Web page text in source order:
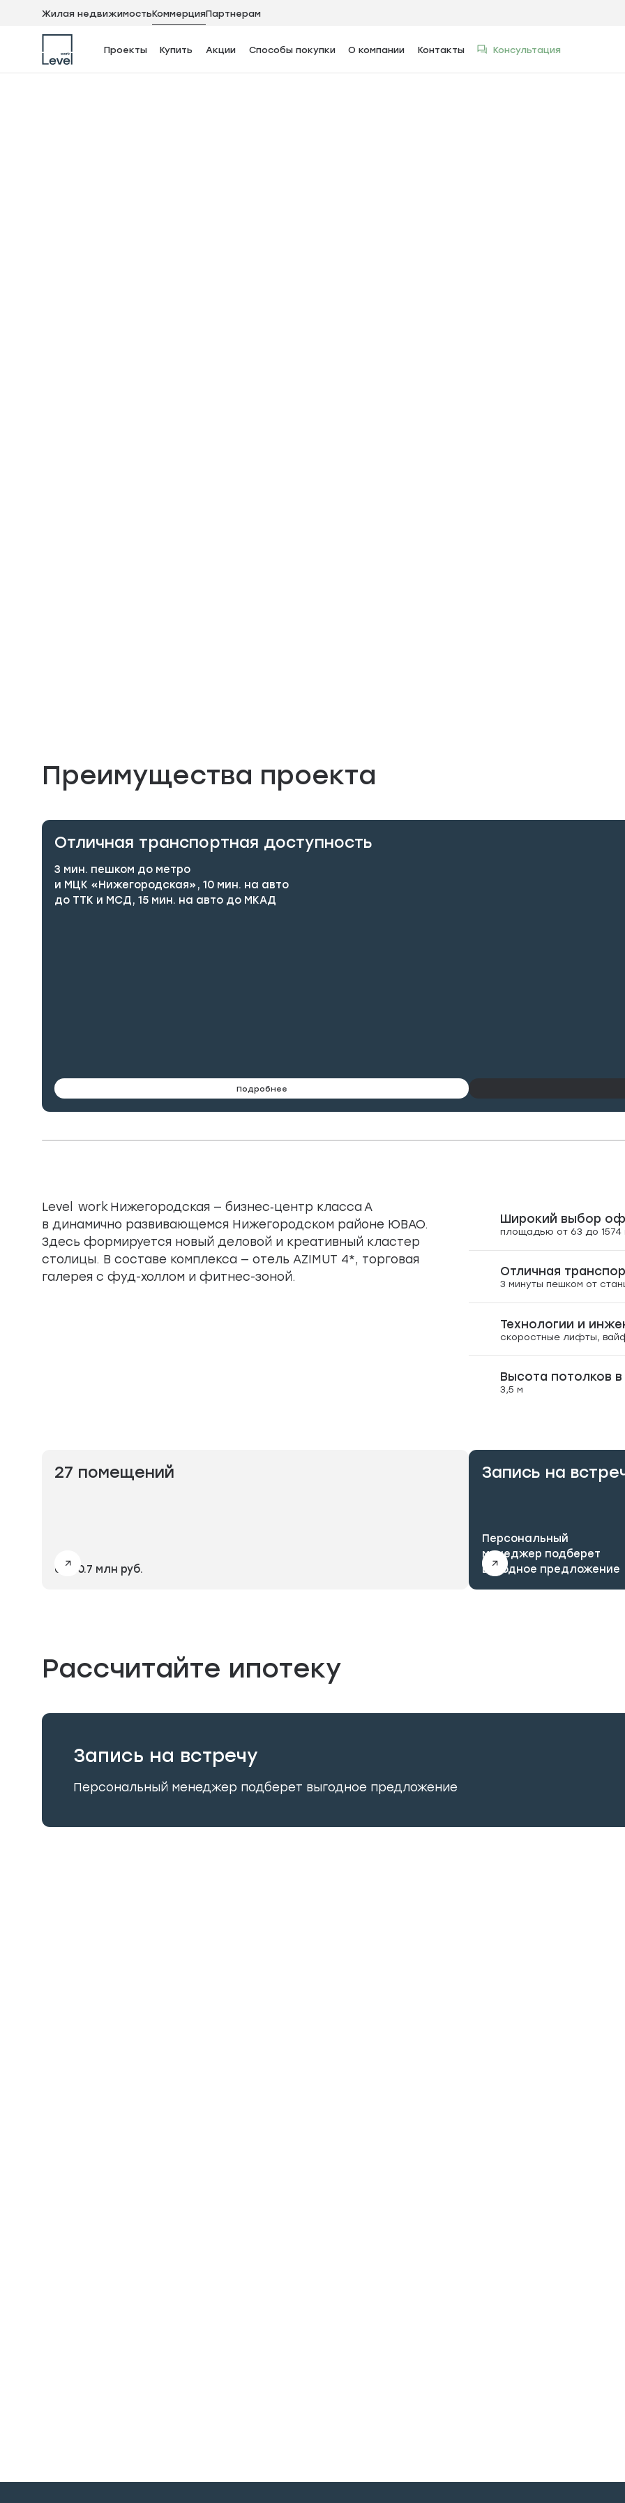
Жилая недвижимостьКоммерцияПартнерам
Проекты Купить Акции Способы покупки О компании Контакты Консультация
Помещение, 124.7 м2
Преимущества проекта
Отличная транспортная доступность
3 мин. пешком до метро
и МЦК «Нижегородская», 10 мин. на авто
до ТТК и МСД, 15 мин. на авто до МКАД
Подробнее
Level work Нижегородская — бизнес‑центр класса А
в динамично развивающемся Нижегородском районе ЮВАО.
Здесь формируется новый деловой и креативный кластер
столицы. В составе комплекса — отель AZIMUT 4*, торговая
галерея с фуд-холлом и фитнес-зоной.
Широкий выбор
площадью от 63 до 1574
Отличная
3 минуты пешком от
Технологии и
скоростные лифты,
Высота потолков
3,5 м
27 помещений
от 20.7 млн руб.
Запись на
Персональный
менеджер подберет
выгодное предложение
Рассчитайте ипотеку
Запись на встречу
Персональный менеджер подберет выгодное предложение